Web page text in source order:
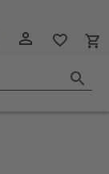
person_outline favorite_border local_grocery_store
search